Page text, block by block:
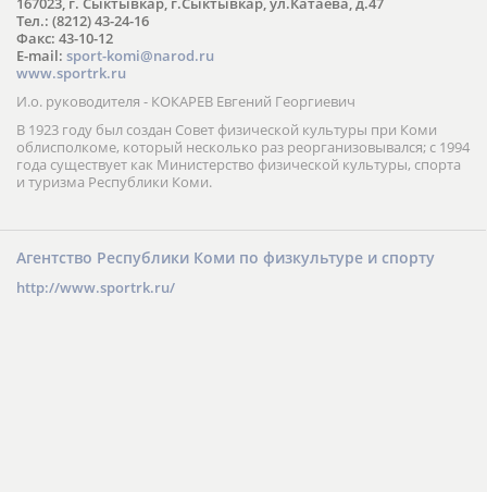
Тел.: (8212) 43-24-16
Факс: 43-10-12
E-mail: sport-komi@narod.ru
www.sportrk.ru
И.о. руководителя - КОКАРЕВ Евгений Георгиевич
В 1923 году был создан Совет физической культуры при Коми
облисполкоме, который несколько раз реорганизовывался; с 1994
года существует как Министерство физической культуры, спорта
и туризма Республики Коми.
Агентство Республики Коми по физкультуре и спорту
http://www.sportrk.ru/